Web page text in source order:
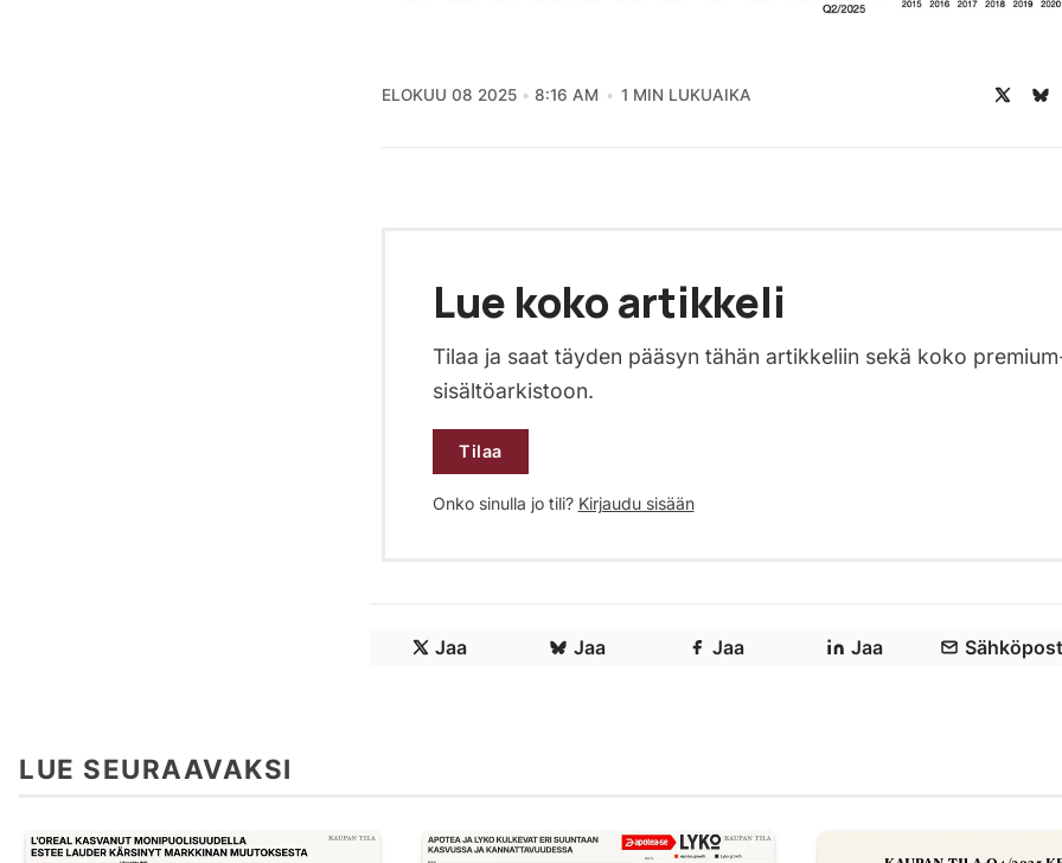
ELOKUU 08 2025 8:16 AM 1 MIN LUKUAIKA
Lue koko artikkeli
Tilaa ja saat täyden pääsyn tähän artikkeliin sekä koko
sisältöarkistoon.
Tilaa
Onko sinulla jo tili? Kirjaudu sisään
Jaa Jaa Jaa Jaa
LUE SEURAAVAKSI